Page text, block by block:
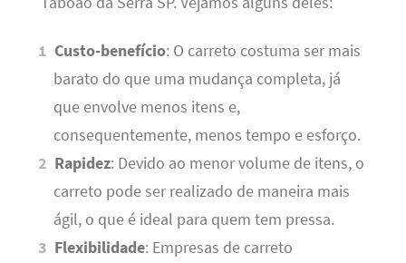
Custo-benefício: O carreto costuma ser mais
barato do que uma mudança completa, já
que envolve menos itens e,
consequentemente, menos tempo e esforço.
Rapidez: Devido ao menor volume de itens, o
carreto pode ser realizado de maneira mais
ágil, o que é ideal para quem tem pressa.
Flexibilidade: Empresas de carreto